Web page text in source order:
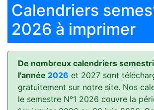
Calendriers
2026 à imprimer
De nombreux calendriers
l'année 2026 et 2027 sont
gratuitement sur notre site. Nos
le semestre N°1 2026 couvre la